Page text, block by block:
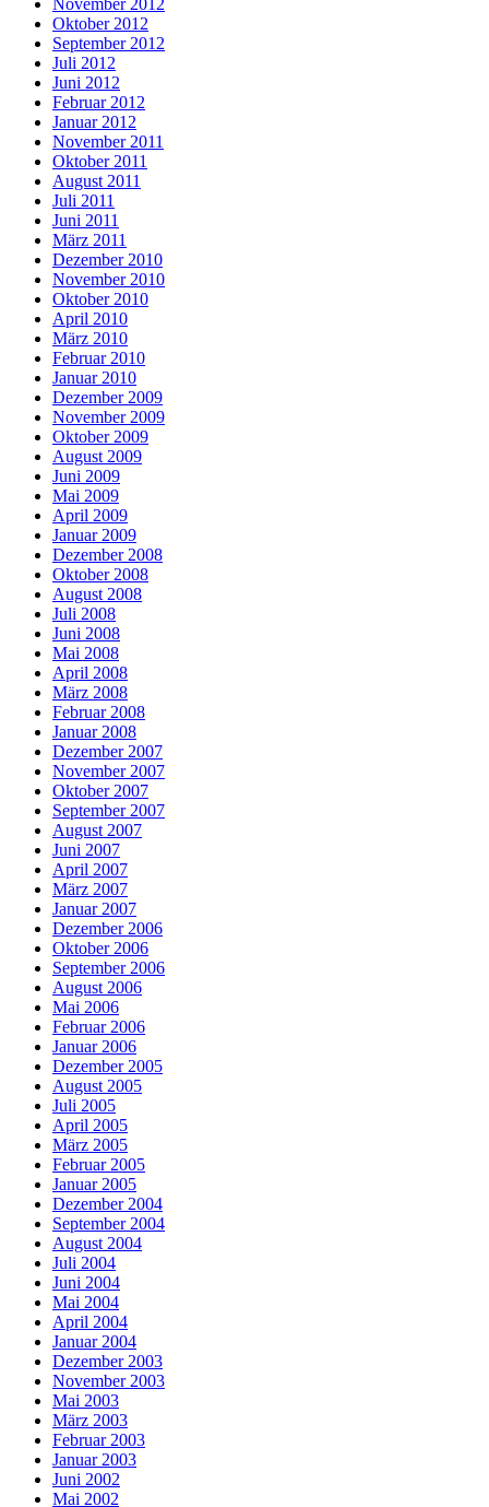
November 2012
Oktober 2012
September 2012
Juli 2012
Juni 2012
Februar 2012
Januar 2012
November 2011
Oktober 2011
August 2011
Juli 2011
Juni 2011
März 2011
Dezember 2010
November 2010
Oktober 2010
April 2010
März 2010
Februar 2010
Januar 2010
Dezember 2009
November 2009
Oktober 2009
August 2009
Juni 2009
Mai 2009
April 2009
Januar 2009
Dezember 2008
Oktober 2008
August 2008
Juli 2008
Juni 2008
Mai 2008
April 2008
März 2008
Februar 2008
Januar 2008
Dezember 2007
November 2007
Oktober 2007
September 2007
August 2007
Juni 2007
April 2007
März 2007
Januar 2007
Dezember 2006
Oktober 2006
September 2006
August 2006
Mai 2006
Februar 2006
Januar 2006
Dezember 2005
August 2005
Juli 2005
April 2005
März 2005
Februar 2005
Januar 2005
Dezember 2004
September 2004
August 2004
Juli 2004
Juni 2004
Mai 2004
April 2004
Januar 2004
Dezember 2003
November 2003
Mai 2003
März 2003
Februar 2003
Januar 2003
Juni 2002
Mai 2002